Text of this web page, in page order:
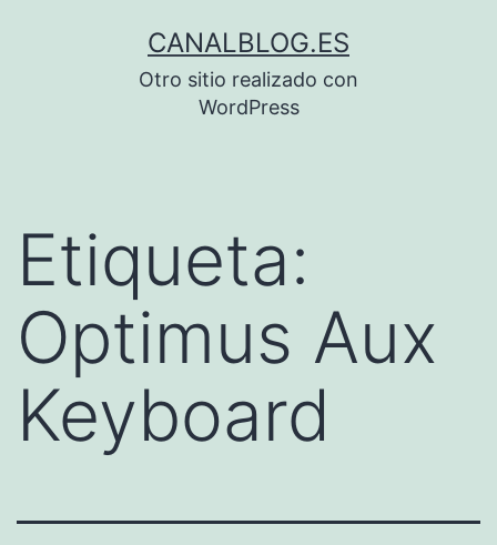
CANALBLOG.ES
Otro sitio realizado con
WordPress
Etiqueta:
Optimus Aux
Keyboard